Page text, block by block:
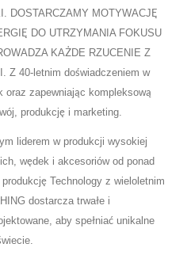
DOSTARCZAMY MOTYWACJĘ
DO UTRZYMANIA FOKUSU
KAŻDE RZUCENIE Z
Z 40-letnim doświadczeniem w
oraz zapewniając kompleksową
produkcję i marketing.
liderem w produkcji wysokiej
wędek i akcesoriów od ponad
Technology z wieloletnim
dostarcza trwałe i
aby spełniać unikalne